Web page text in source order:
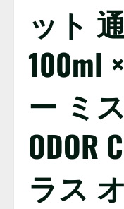
ット
100ml
ー ミ
ODOR
ラス